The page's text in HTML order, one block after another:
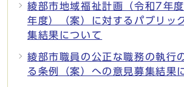
綾部市地域福祉計画（令和7年
年度）（案）に対するパブリッ
集結果について
綾部市職員の公正な職務の執行
る条例（案）への意見募集結果